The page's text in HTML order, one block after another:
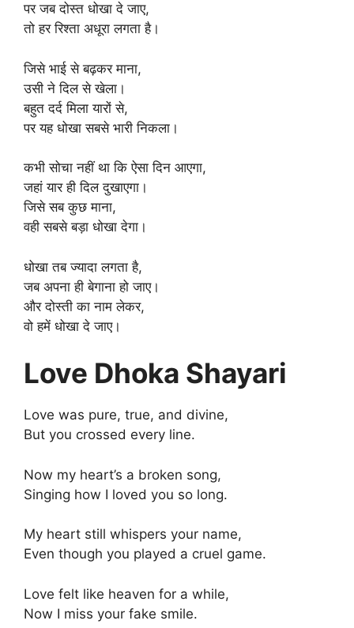
पर जब दोस्त धोखा दे जाए,
तो हर रिश्ता अधूरा लगता है।
जिसे भाई से बढ़कर माना,
उसी ने दिल से खेला।
बहुत दर्द मिला यारों से,
पर यह धोखा सबसे भारी निकला।
कभी सोचा नहीं था कि ऐसा दिन आएगा,
जहां यार ही दिल दुखाएगा।
जिसे सब कुछ माना,
वही सबसे बड़ा धोखा देगा।
धोखा तब ज्यादा लगता है,
जब अपना ही बेगाना हो जाए।
और दोस्ती का नाम लेकर,
वो हमें धोखा दे जाए।
Love Dhoka Shayari
Love was pure, true, and divine,
But you crossed every line.
Now my heart’s a broken song,
Singing how I loved you so long.
My heart still whispers your name,
Even though you played a cruel game.
Love felt like heaven for a while,
Now I miss your fake smile.